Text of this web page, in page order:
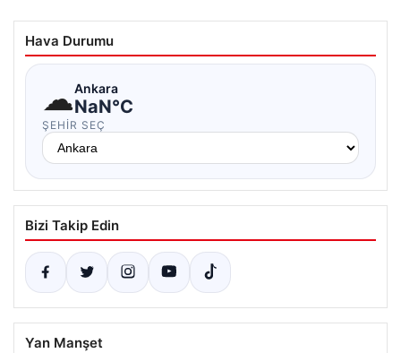
Hava Durumu
☁Ankara
NaN°C
ŞEHIR SEÇ
Bizi Takip Edin
Yan Manşet